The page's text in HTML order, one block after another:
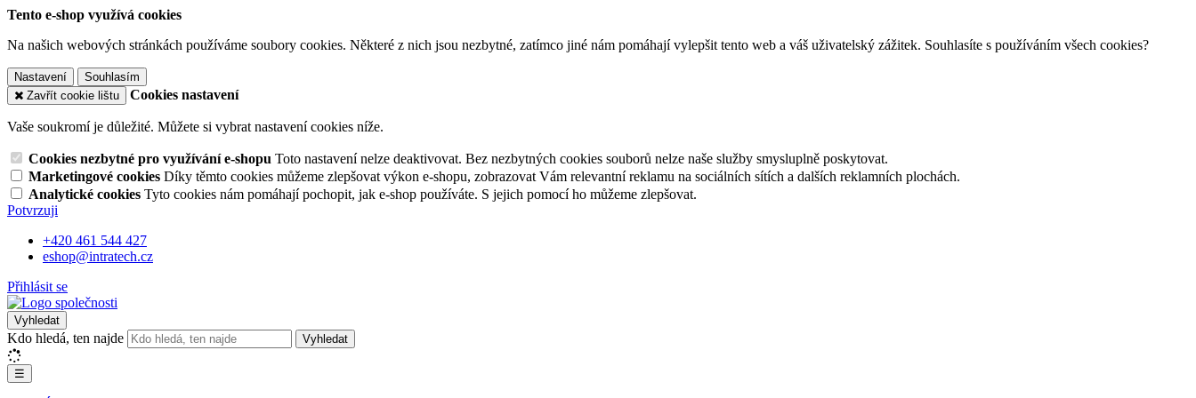
Tento e-shop využívá cookies
Na našich webových stránkách používáme soubory cookies. Některé z nich jsou nezbytné, zatímco jiné nám pomáhají vylepšit tento web a váš uživatelský zážitek. Souhlasíte s používáním všech cookies?
Nastavení
Souhlasím
Zavřít cookie lištu
Cookies nastavení
Vaše soukromí je důležité. Můžete si vybrat nastavení cookies níže.
Cookies nezbytné pro využívání e-shopu Toto nastavení nelze deaktivovat. Bez nezbytných cookies souborů nelze naše služby smysluplně poskytovat.
Marketingové cookies Díky těmto cookies můžeme zlepšovat výkon e-shopu, zobrazovat Vám relevantní reklamu na sociálních sítích a dalších reklamních plochách.
Analytické cookies Tyto cookies nám pomáhají pochopit, jak e-shop používáte. S jejich pomocí ho můžeme zlepšovat.
Potvrzuji
+420 461 544 427
eshop@intratech.cz
Přihlásit se
Vyhledat
Kdo hledá, ten najde Vyhledat
☰